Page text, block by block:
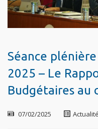
Séance
2025 – Le
Budgétaires au
07/02/2025